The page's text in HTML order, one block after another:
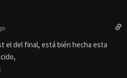
el del final, está bién hecha esta